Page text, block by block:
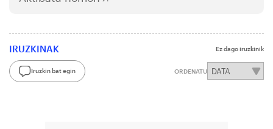
IRUZKINAK Ez dago iruzkinik
Iruzkin bat egin ORDENATU